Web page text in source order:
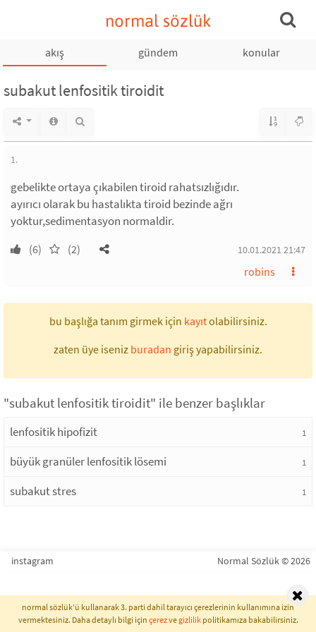
normal sözlük
akış gündem konular
subakut lenfositik tiroidit
1.
gebelikte ortaya çıkabilen tiroid rahatsızlığıdır.
ayırıcı olarak bu hastalıkta tiroid bezinde ağrı
yoktur,sedimentasyon normaldir.
(6) (2) 10.01.2021 21:47
robins
bu başlığa tanım girmek için kayıtolabilirsiniz.
zaten üye iseniz buradan giriş yapabilirsiniz.
"subakut lenfositik tiroidit" ile benzer başlıklar
lenfositik hipofizit 1
büyük granüler lenfositik lösemi 1
subakut stres 1
instagram Normal Sözlük © 2026
normal sözlük'ü kullanarak 3. parti dahil tarayıcı çerezlerinin kullanımına izin
vermektesiniz. Daha detaylı bilgi için çerezvegizlilikpolitikamıza bakabilirsiniz.